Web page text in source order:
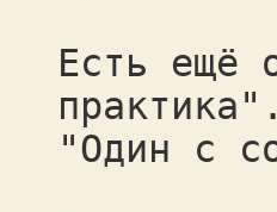
Есть ещё
практика".
"Один с